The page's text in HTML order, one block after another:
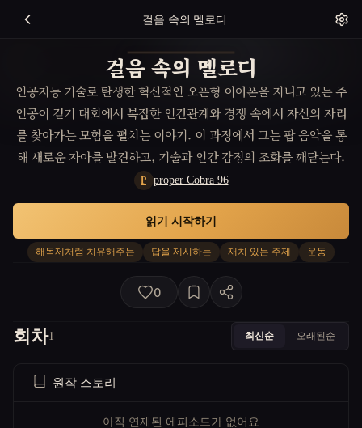
걸음 속의 멜로디
걸음 속의 멜로디
인공지능 기술로 탄생한 혁신적인 오픈형 이어폰을 지니고 있는 주
인공이 걷기 대회에서 복잡한 인간관계와 경쟁 속에서 자신의 자리
를 찾아가는 모험을 펼치는 이야기. 이 과정에서 그는 팝 음악을 통
해 새로운 자아를 발견하고, 기술과 인간 감정의 조화를 깨닫는다.
P proper Cobra 96
해독제처럼 치유해주는 답을 제시하는 재치 있는 주제 운동
읽기 시작하기
0
회차1 최신순 오래된순
원작 스토리
아직 연재된 에피소드가 없어요